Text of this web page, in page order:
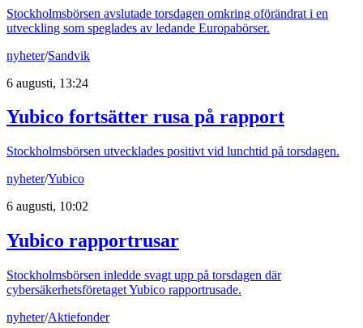
Stockholmsbörsen avslutade torsdagen omkring oförändrat i en
utveckling som speglades av ledande Europabörser.
nyheter/Sandvik
6 augusti, 13:24
Yubico fortsätter rusa på rapport
Stockholmsbörsen utvecklades positivt vid lunchtid på torsdagen.
nyheter/Yubico
6 augusti, 10:02
Yubico rapportrusar
Stockholmsbörsen inledde svagt upp på torsdagen där
cybersäkerhetsföretaget Yubico rapportrusade.
nyheter/Aktiefonder